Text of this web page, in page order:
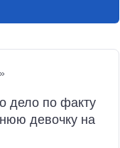
дело по факту
девочку на